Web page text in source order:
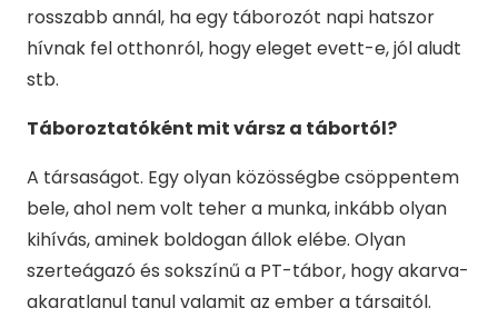
rosszabb annál, ha egy táborozót napi hatszor
hívnak fel otthonról, hogy eleget evett-e, jól aludt
stb.
Táboroztatóként mit vársz a tábortól?
A társaságot. Egy olyan közösségbe csöppentem
bele, ahol nem volt teher a munka, inkább olyan
kihívás, aminek boldogan állok elébe. Olyan
szerteágazó és sokszínű a PT-tábor, hogy akarva-
akaratlanul tanul valamit az ember a társaitól.